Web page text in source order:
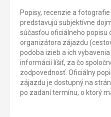
Popisy, recenzie a
predstavujú subjektívne
súčasťou oficiálneho popisu
organizátora zájazdu
podoba izieb a ich
informácií líšiť, za čo
zodpovednosť. Oficiálny
zájazdu je dostupný na
po zadaní termínu, o ktorý